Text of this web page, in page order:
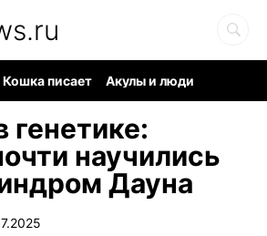
Кошка писает
Акулы и люди
научились
Дауна